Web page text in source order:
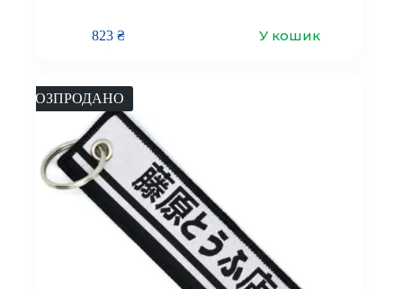
823₴ У кошик
РОЗПРОДАНО